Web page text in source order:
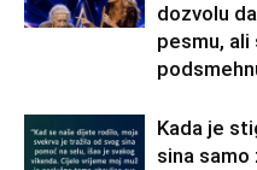
dozvolu
pesmu,
Kada je
sina samo